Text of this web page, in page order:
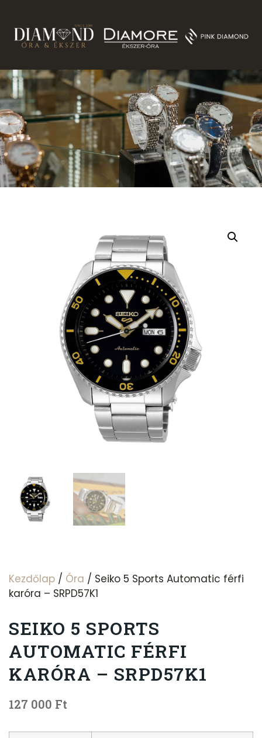
Kezdőlap / Óra / Seiko 5 Sports Automatic férfi
karóra – SRPD57K1
SEIKO 5 SPORTS
AUTOMATIC FÉRFI
KARÓRA – SRPD57K1
127 000 Ft